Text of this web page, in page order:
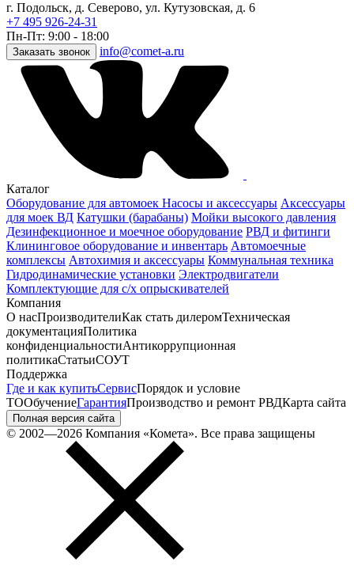
г. Подольск, д. Северово, ул. Кутузовская, д. 6
+7 495 926-24-31
Пн-Пт: 9:00 - 18:00
Заказать звонок info@comet-a.ru
Каталог
Оборудование для автомоек Насосы и аксессуары Аксессуары
для моек ВД Катушки (барабаны) Мойки высокого давления
Дезинфекционное и моечное оборудование РВД и фитинги
Клининговое оборудование и инвентарь Автомоечные
комплексы Автохимия и аксессуары Коммунальная техника
Гидродинамические установки Электродвигатели
Комплектующие для с/х опрыскивателей
Компания
О насПроизводителиКак стать дилеромТехническая
документацияПолитика
конфиденциальностиАнтикоррупционная
политикаСтатьиСОУТ
Поддержка
Где и как купитьСервисПорядок и условие
ТООбучениеГарантияПроизводство и ремонт РВДКарта сайта
Полная версия сайта
© 2002—2026 Компания «Комета». Все права защищены